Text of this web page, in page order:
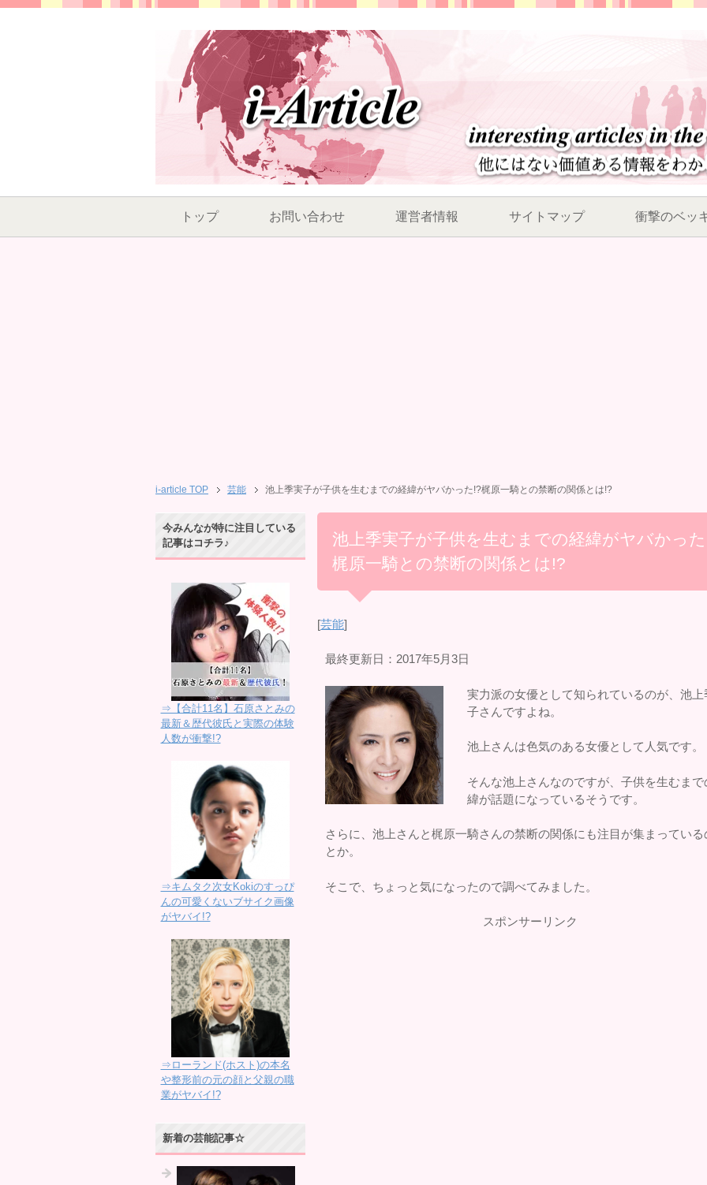
トップ お問い合わせ 運営者情報 サイトマップ 衝撃のベッ
i-article TOP 芸能 池上季実子が子供を生むまでの経緯がヤバかった!?梶原一騎との禁断の関係とは!?
池上季実子が子供を生むまでの経緯がヤバかっ
梶原一騎との禁断の関係とは!?
[芸能]
最終更新日：2017年5月3日
実力派の女優として知られているのが、池上
子さんですよね。
池上さんは色気のある女優として人気です。
そんな池上さんなのですが、子供を生むまで
緯が話題になっているそうです。
さらに、池上さんと梶原一騎さんの禁断の関係にも注目が集まっている
とか。
そこで、ちょっと気になったので調べてみました。
スポンサーリンク
今みんなが特に注目している
記事はコチラ♪
⇒【合計11名】石原さとみの
最新＆歴代彼氏と実際の体験
人数が衝撃!?
⇒キムタク次女Kokiのすっぴ
んの可愛くないブサイク画像
がヤバイ!?
⇒ローランド(ホスト)の本名
や整形前の元の顔と父親の職
業がヤバイ!?
新着の芸能記事☆